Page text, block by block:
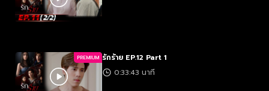
PREMIUM รักร้าย EP.12 Part 1
0:33:43 นาที